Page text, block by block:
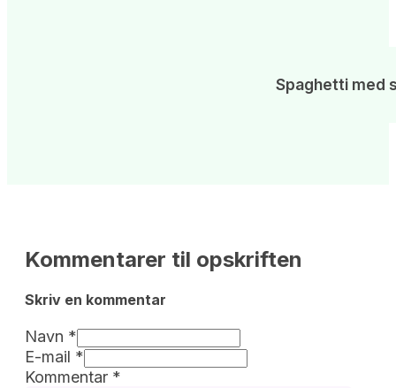
Spaghetti med
Kommentarer til opskriften
Skriv en kommentar
Navn *
E-mail *
Kommentar *